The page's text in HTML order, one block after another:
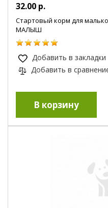
32.00 р.
Стартовый корм для
МАЛЫШ
Добавить в закладки
Добавить в